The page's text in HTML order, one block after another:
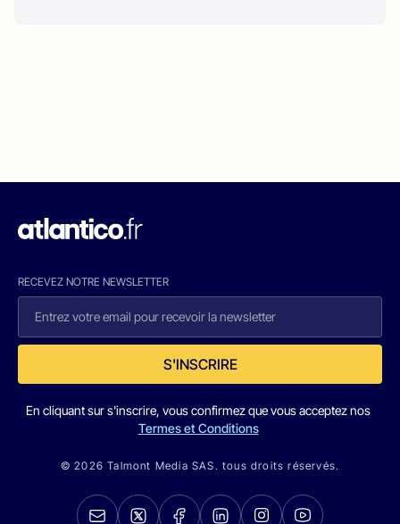
RECEVEZ NOTRE NEWSLETTER
S'INSCRIRE
En cliquant sur s'inscrire, vous confirmez que vous acceptez nos
Termes et Conditions
© 2026 Talmont Media SAS. tous droits réservés.